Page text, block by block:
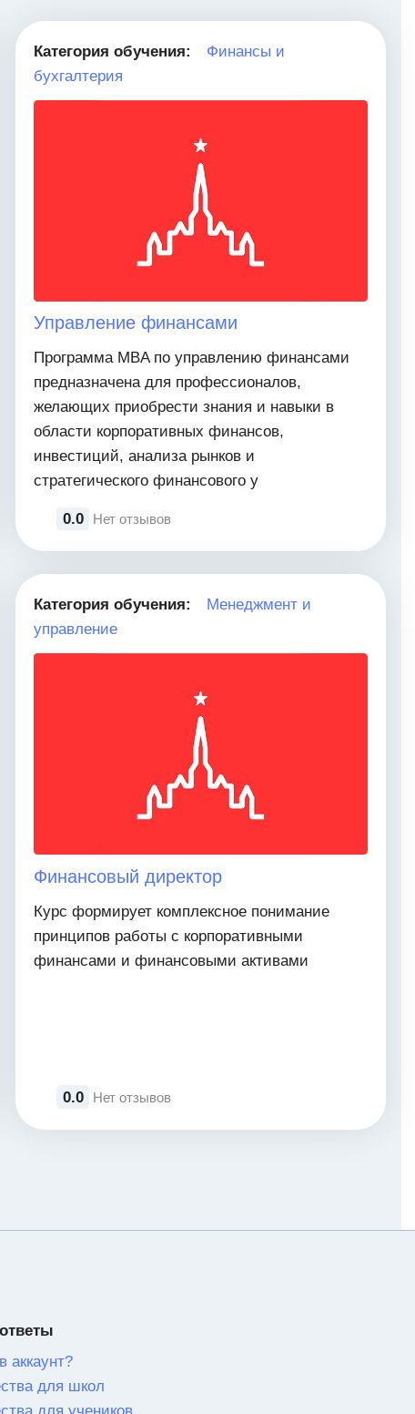
Категория обучения:
Финансы и
бухгалтерия
Управление финансами
Программа MBA по управлению финансами
предназначена для профессионалов,
желающих приобрести знания и навыки в
области корпоративных финансов,
инвестиций, анализа рынков и
стратегического финансового у
0.0 Нет отзывов
Категория обучения:
Менеджмент и
управление
Финансовый директор
Курс формирует комплексное понимание
принципов работы с корпоративными
финансами и финансовыми активами
0.0 Нет отзывов
аккаунт?
для школ
для учеников